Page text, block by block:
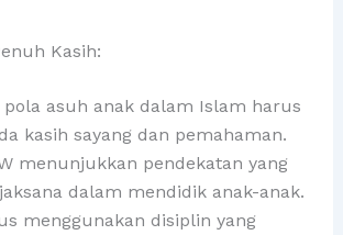
Kasih:
asuh anak dalam Islam harus
kasih sayang dan pemahaman.
menunjukkan pendekatan yang
dalam mendidik anak-anak.
menggunakan disiplin yang